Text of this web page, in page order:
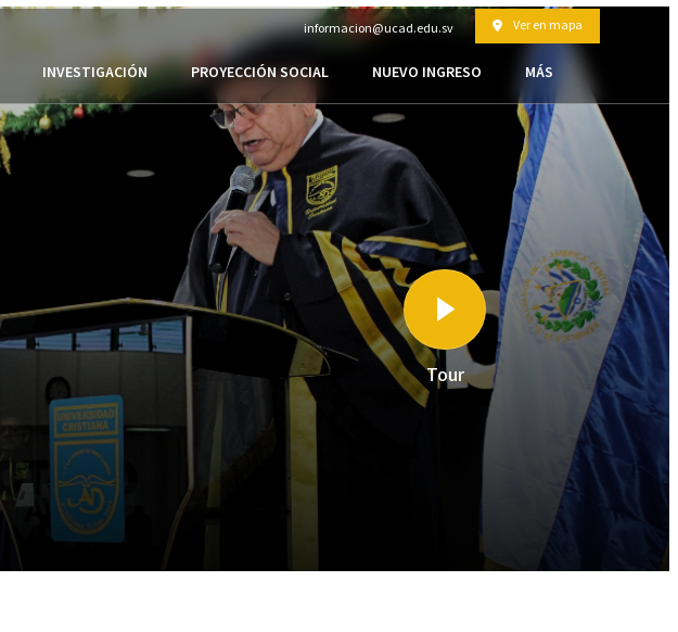
informacion@ucad.edu.sv Ver en mapa
INVESTIGACIÓN PROYECCIÓN SOCIAL NUEVO INGRESO MÁS
Tour